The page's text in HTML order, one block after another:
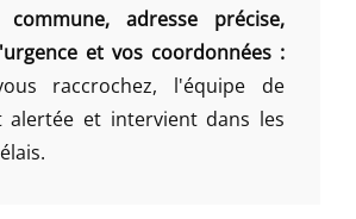
commune, adresse précise,
et vos coordonnées :
raccrochez, l'équipe de
alertée et intervient dans les